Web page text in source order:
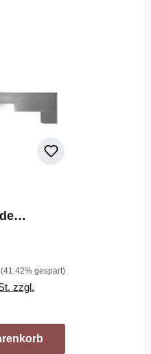
Preis:
(41.42% gespart)
zzgl.